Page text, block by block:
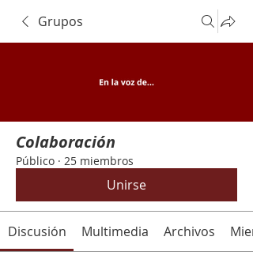
Grupos
Colaboración
Público · 25 miembros
Unirse
Discusión Multimedia Archivos